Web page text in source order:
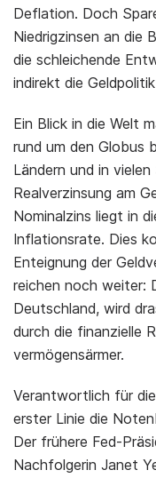
Deflation. Doch
Niedrigzinsen an die
die schleichende
indirekt die
Ein Blick in die Welt
rund um den Globus
Ländern und in
Realverzinsung am
Nominalzins liegt in
Inflationsrate. Dies
Enteignung der
reichen noch weiter:
Deutschland, wird
durch die finanzielle
vermögensärmer.
Verantwortlich für
erster Linie die
Der frühere Fed-
Nachfolgerin Janet